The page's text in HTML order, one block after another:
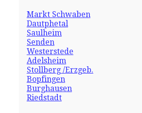
Markt Schwaben
Dautphetal
Saulheim
Senden
Westerstede
Adelsheim
Stollberg /Erzgeb.
Bopfingen
Burghausen
Riedstadt